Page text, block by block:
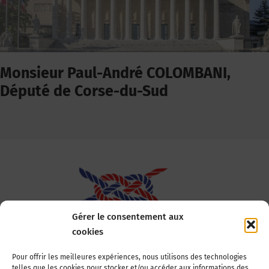
Gérer le consentement aux
cookies
Pour offrir les meilleures expériences, nous utilisons des technologies
Monsieur Paul-André COLOMBANI,
Député de Corse-du-Sud
Association Nationale des Elus des Littoraux